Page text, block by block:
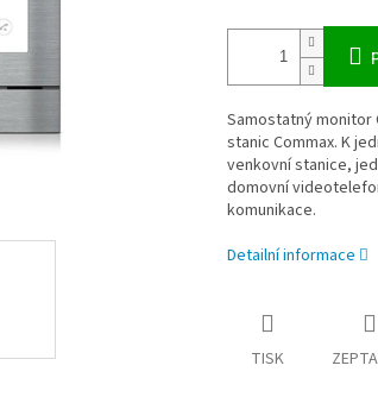
Samostatný monitor
stanic Commax. K
venkovní stanice,
domovní
komunikace.
Detailní informace
TISK